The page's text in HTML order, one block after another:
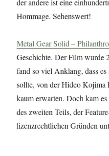
der andere ist eine
Hommage. Sehenswert!
Metal Gear Solid –
Geschichte. Der Film wurde
fand so viel Anklang, dass
sollte, von der Hideo Kojima
kaum erwarten. Doch kam
des zweiten Teils, der
lizenzrechtlichen Gründen